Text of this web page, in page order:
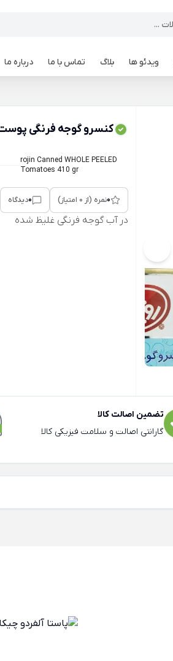
ویدئو ها بلاگ تماس با ما درباره ما
کنسرو گوجه فرنگی پوست
rojin Canned WHOLE PEELED
Tomatoes 410 gr
0نمره (از 0 امتیاز) 0دیدگاه
در آب گوجه فرنگی غلیظ شده
تضمین اصالت کالا
گارانتی اصالت و سلامت فیزیکی کالا